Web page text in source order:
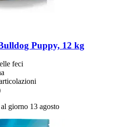
Puppy, 12 kg
feci
giorno 13 agosto